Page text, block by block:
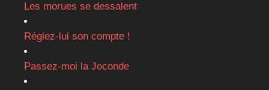
Les morues se dessalent
Réglez-lui son compte !
Passez-moi la Joconde